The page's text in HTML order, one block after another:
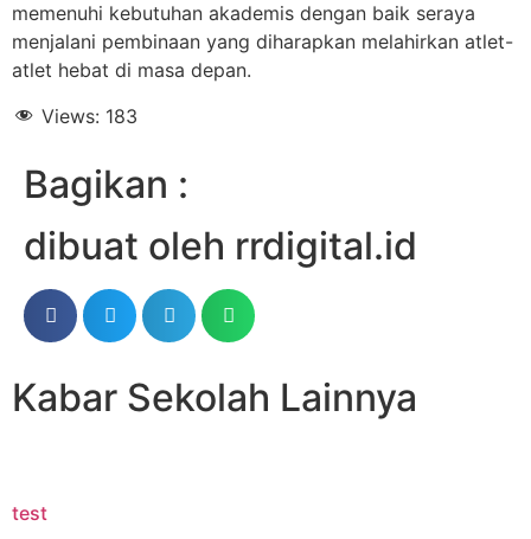
memenuhi kebutuhan akademis dengan baik seraya
menjalani pembinaan yang diharapkan melahirkan atlet-
atlet hebat di masa depan.
Views: 183
Bagikan :
dibuat oleh rrdigital.id
Kabar Sekolah Lainnya
test